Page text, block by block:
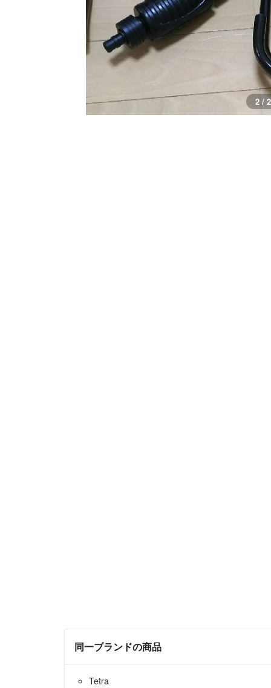
1 / 2
同一ブランドの商品
Tetra